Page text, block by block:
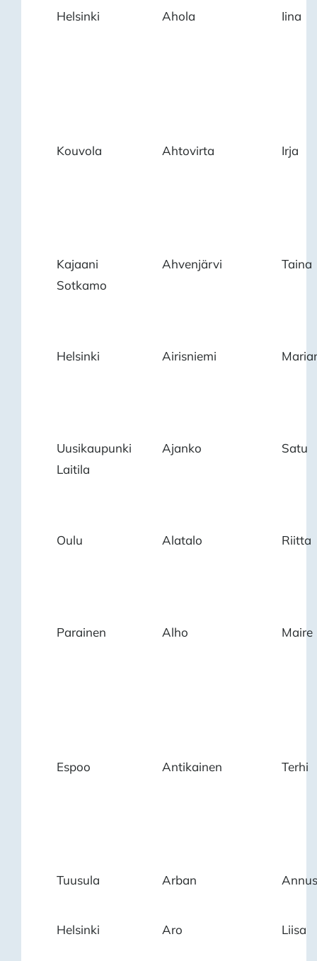
Helsinki Ahola Iina
Kouvola Ahtovirta Irja
Kajaani
Sotkamo
Ahvenjärvi Taina
Helsinki Airisniemi
Uusikaupunki
Laitila
Ajanko Satu
Oulu Alatalo Riitta
Parainen Alho Maire
Espoo Antikainen Terhi
Tuusula Arban
Helsinki Aro Liisa